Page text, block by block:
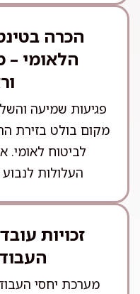
הכרה
הלאומי
פגיעות שמיעה
מקום בולט בזירת
לביטוח לאומי.
העלולות
זכויות
מערכת יחסי